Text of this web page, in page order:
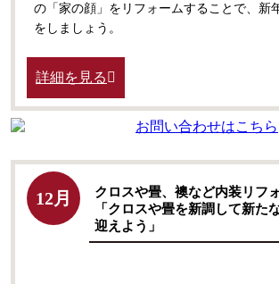
の「家の顔」をリフォームすることで、新
をしましょう。
詳細を見る
12月
クロスや畳、襖など内装リフ
「クロスや畳を新調して新た
迎えよう」